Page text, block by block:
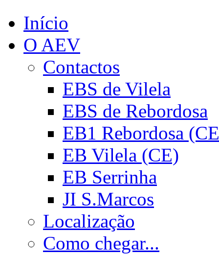
Início
O AEV
Contactos
EBS de Vilela
EBS de Rebordosa
EB1 Rebordosa
EB Vilela (CE)
EB Serrinha
JI S.Marcos
Localização
Como chegar...